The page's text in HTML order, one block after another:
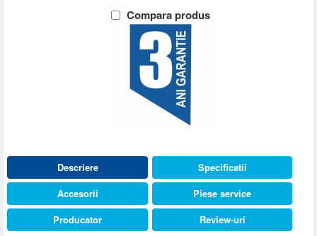
Compara produs
Descriere
Specificatii
Accesorii
Piese service
Producator
Review-uri